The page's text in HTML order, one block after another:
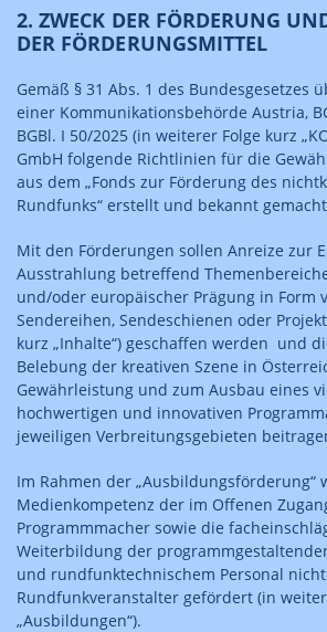
2. ZWECK DER FÖRDERUNG
DER FÖRDERUNGSMITTEL
Gemäß § 31 Abs. 1 des Bundesgesetzes
einer Kommunikationsbehörde Austria,
BGBl. I 50/2025 (in weiterer Folge kurz
GmbH folgende Richtlinien für die
aus dem „Fonds zur Förderung des
Rundfunks“ erstellt und bekannt
Mit den Förderungen sollen Anreize zur
Ausstrahlung betreffend
und/oder europäischer Prägung in Form
Sendereihen, Sendeschienen oder
kurz „Inhalte“) geschaffen werden und
Belebung der kreativen Szene in
Gewährleistung und zum Ausbau eines
hochwertigen und innovativen
jeweiligen Verbreitungsgebieten
Im Rahmen der „Ausbildungsförderung“
Medienkompetenz der im Offenen
Programmmacher sowie die
Weiterbildung der
und rundfunktechnischem Personal
Rundfunkveranstalter gefördert (in
„Ausbildungen“).